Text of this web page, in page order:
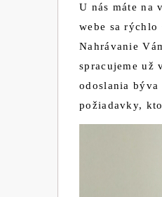
U nás máte na
webe sa
Nahrávanie
spracujeme už
odoslania
požiadavky,